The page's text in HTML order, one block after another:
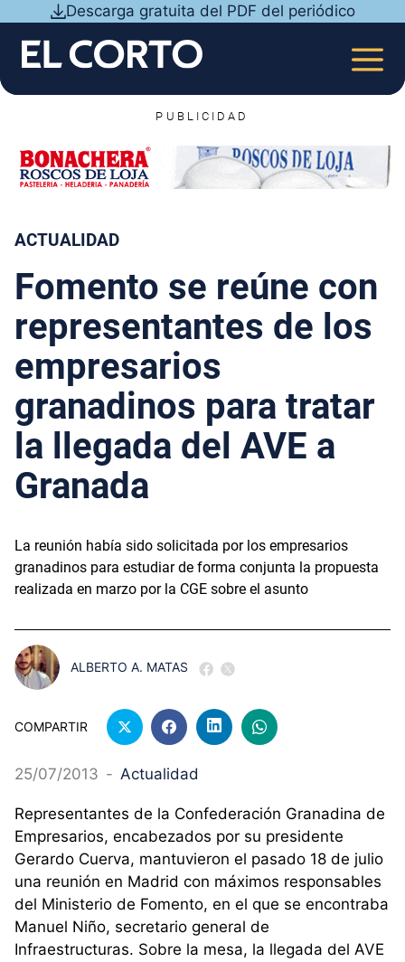
contenido
Descarga gratuita del PDF del periódico
PUBLICIDAD
ACTUALIDAD
Fomento se reúne con
representantes de los
empresarios
granadinos para tratar
la llegada del AVE a
Granada
La reunión había sido solicitada por los empresarios
granadinos para estudiar de forma conjunta la propuesta
realizada en marzo por la CGE sobre el asunto
ALBERTO A. MATAS
COMPARTIR
25/07/2013 - Actualidad
Representantes de la Confederación Granadina de
Empresarios, encabezados por su presidente
Gerardo Cuerva, mantuvieron el pasado 18 de julio
una reunión en Madrid con máximos responsables
del Ministerio de Fomento, en el que se encontraba
Manuel Niño, secretario general de
Infraestructuras. Sobre la mesa, la llegada del AVE